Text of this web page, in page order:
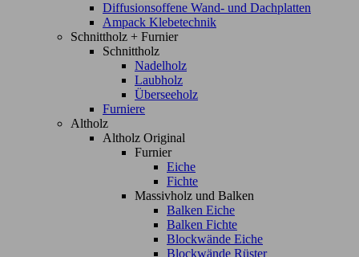
Diffusionsoffene Wand- und Dachplatten
Ampack Klebetechnik
Schnittholz + Furnier
Schnittholz
Nadelholz
Laubholz
Überseeholz
Furniere
Altholz
Altholz Original
Furnier
Eiche
Fichte
Massivholz und Balken
Balken Eiche
Balken Fichte
Blockwände Eiche
Blockwände Rüster